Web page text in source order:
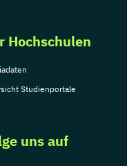
Hochschulen
Studienportale
uns auf